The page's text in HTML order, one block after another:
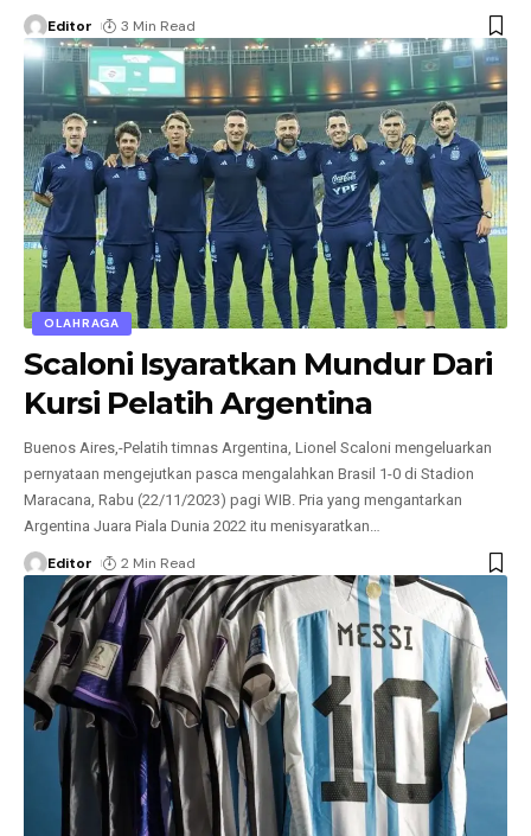
Editor 3 Min Read
OLAHRAGA
Scaloni Isyaratkan Mundur Dari
Kursi Pelatih Argentina
Buenos Aires,-Pelatih timnas Argentina, Lionel Scaloni mengeluarkan
pernyataan mengejutkan pasca mengalahkan Brasil 1-0 di Stadion
Maracana, Rabu (22/11/2023) pagi WIB. Pria yang mengantarkan
Argentina Juara Piala Dunia 2022 itu menisyaratkan…
Editor 2 Min Read